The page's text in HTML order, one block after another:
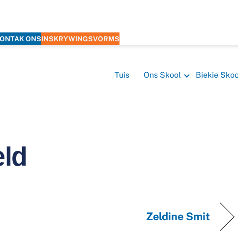
ONSINSKRYWINGSVORMS
Tuis Ons Skool Biekie
Zeldine Smit